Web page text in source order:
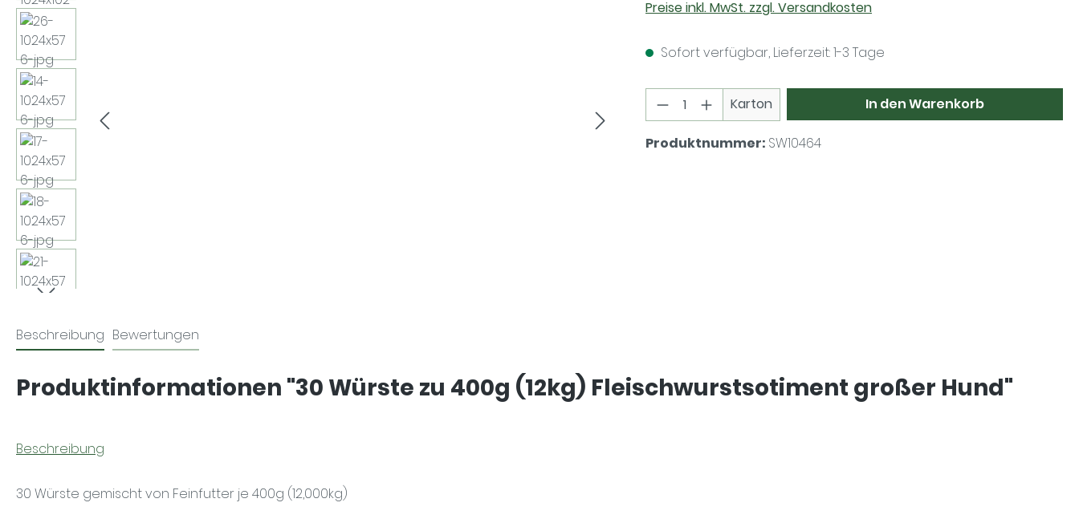
Preise inkl. MwSt. zzgl. Versandkosten
Sofort verfügbar, Lieferzeit: 1-3 Tage
Produkt Anzahl: Gib den gewünschten Wert
Karton In den Warenkorb
Produktnummer: SW10464
Beschreibung Bewertungen
Produktinformationen "30 Würste zu 400g (12kg) Fleischwurstsotiment großer Hund"
Beschreibung
30 Würste gemischt von Feinfutter je 400g (12,000kg)